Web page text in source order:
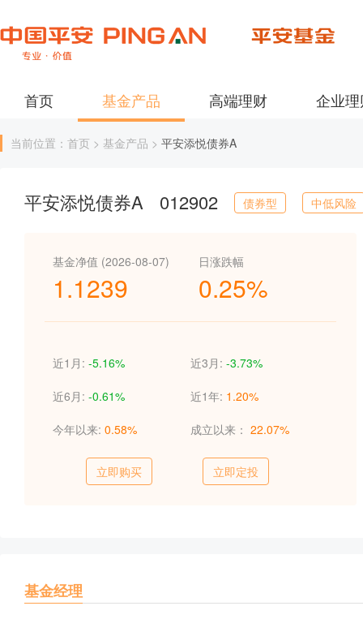
首页 基金产品 高端理财 企业
当前位置：首页 > 基金产品 > 平安添悦债券A
平安添悦债券A 012902 债券型 中低风险
基金净值 (2026-08-07)
1.1239
日涨跌幅
0.25%
近1月: -5.16% 近3月: -3.73%
近6月: -0.61% 近1年: 1.20%
今年以来: 0.58% 成立以来： 22.07%
立即购买 立即定投
基金经理